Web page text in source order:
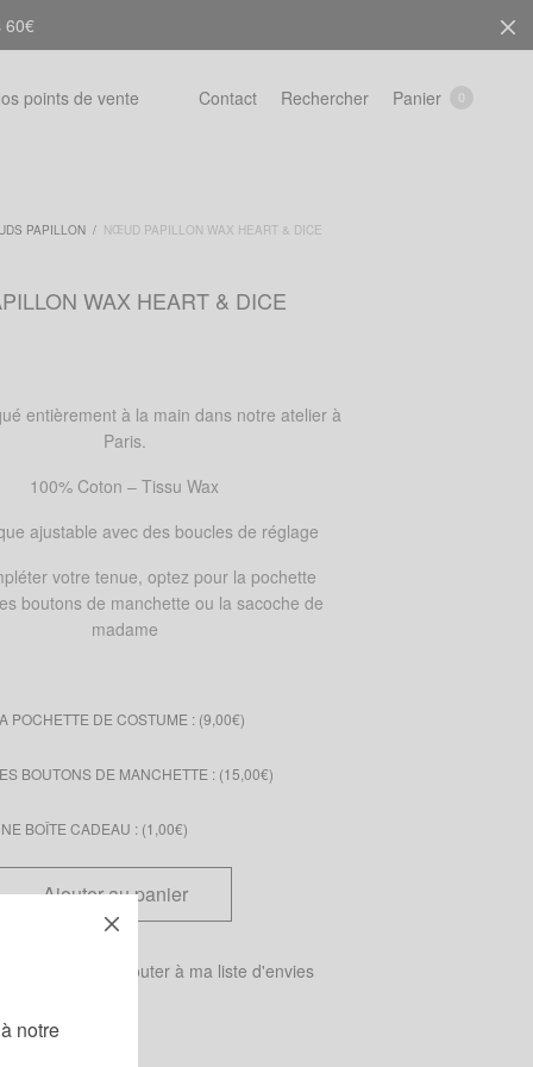
notre
60€
points de vente Contact Rechercher Panier
PAPILLON / NŒUD PAPILLON WAX HEART & DICE
WAX HEART & DICE
entièrement à la main dans notre atelier à
Paris.
100% Coton – Tissu Wax
ajustable avec des boucles de réglage
votre tenue, optez pour la pochette
boutons de manchette ou la sacoche de
madame
POCHETTE DE COSTUME : (9,00€)
BOUTONS DE MANCHETTE : (15,00€)
BOÎTE CADEAU : (1,00€)
Ajouter au panier
tailles Ajouter à ma liste d'envies